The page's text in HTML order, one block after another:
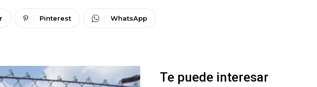
Pinterest WhatsApp
Te puede interesar